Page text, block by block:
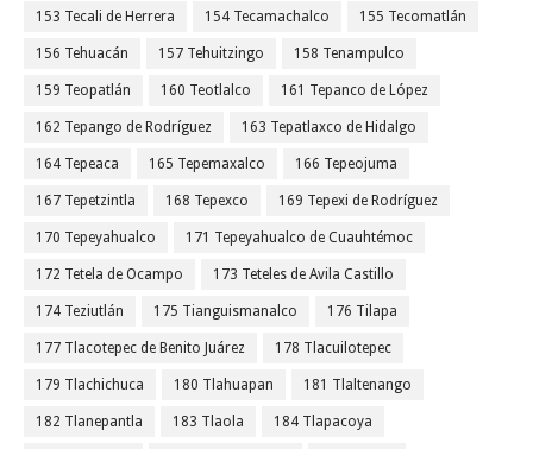
153 Tecali de Herrera 154 Tecamachalco 155 Tecomatlán
156 Tehuacán 157 Tehuitzingo 158 Tenampulco
159 Teopatlán 160 Teotlalco 161 Tepanco de López
162 Tepango de Rodríguez 163 Tepatlaxco de Hidalgo
164 Tepeaca 165 Tepemaxalco 166 Tepeojuma
167 Tepetzintla 168 Tepexco 169 Tepexi de Rodríguez
170 Tepeyahualco 171 Tepeyahualco de Cuauhtémoc
172 Tetela de Ocampo 173 Teteles de Avila Castillo
174 Teziutlán 175 Tianguismanalco 176 Tilapa
177 Tlacotepec de Benito Juárez 178 Tlacuilotepec
179 Tlachichuca 180 Tlahuapan 181 Tlaltenango
182 Tlanepantla 183 Tlaola 184 Tlapacoya